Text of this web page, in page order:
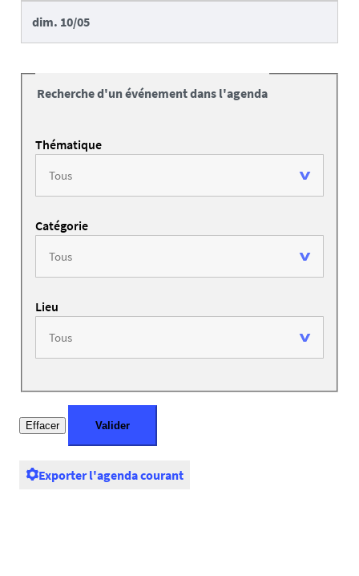
dim. 10/05
Recherche d'un événement dans l'agenda
Thématique
Catégorie
Lieu
Exporter l'agenda courant